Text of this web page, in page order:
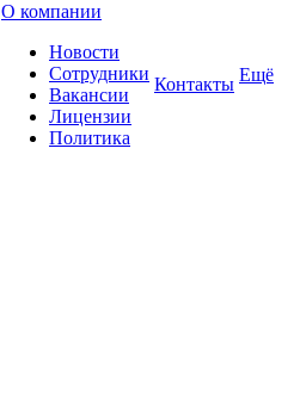
О компании
Новости
Сотрудники
Вакансии
Лицензии
Политика
Контакты Ещё